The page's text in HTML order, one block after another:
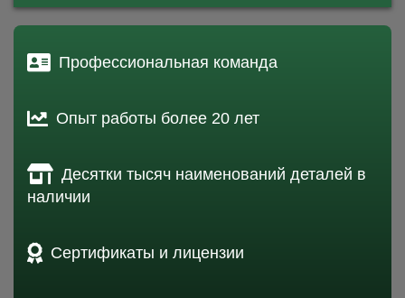
Профессиональная команда
Опыт работы более 20 лет
Десятки тысяч наименований деталей в
наличии
Сертификаты и лицензии